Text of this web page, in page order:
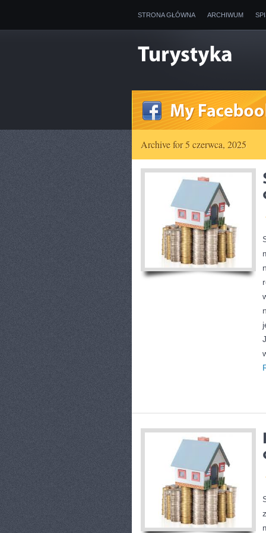
STRONA GŁÓWNA ARCHIWUM
Archive for 5 czerwca, 2025